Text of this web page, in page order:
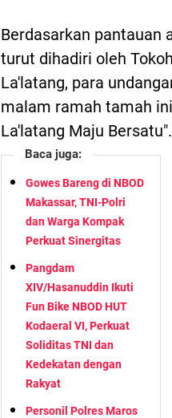
Berdasarkan pantauan
turut dihadiri oleh
La'latang, para
malam ramah tamah
La'latang Maju Bersatu".
Baca juga:
Gowes Bareng di NBOD
Makassar, TNI-Polri
dan Warga Kompak
Perkuat Sinergitas
Pangdam
XIV/Hasanuddin Ikuti
Fun Bike NBOD HUT
Kodaeral VI, Perkuat
Soliditas TNI dan
Kedekatan dengan
Rakyat
Personil Polres Maros